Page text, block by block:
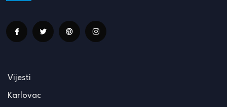
Vijesti
Karlovac